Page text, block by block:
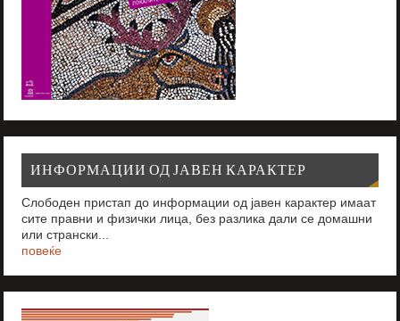
ИНФОРМАЦИИ ОД ЈАВЕН КАРАКТЕР
Слободен пристап до информации од јавен карактер имаат
сите правни и физички лица, без разлика дали се домашни
или странски...
повеќе